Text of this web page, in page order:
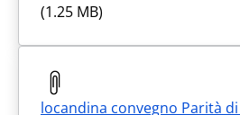
(1.25 MB)
locandina convegno Parità